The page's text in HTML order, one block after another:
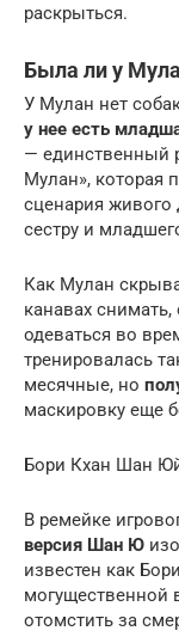
раскрыться.
Была ли у
У Мулан нет
у нее есть
— единственный
Мулан», которая
сценария живого
сестру и
Как Мулан
канавах
одеваться во
тренировалась
месячные, но
маскировку еще
Бори Кхан Шан
В ремейке
версия Шан Ю
известен как
могущественной
отомстить за